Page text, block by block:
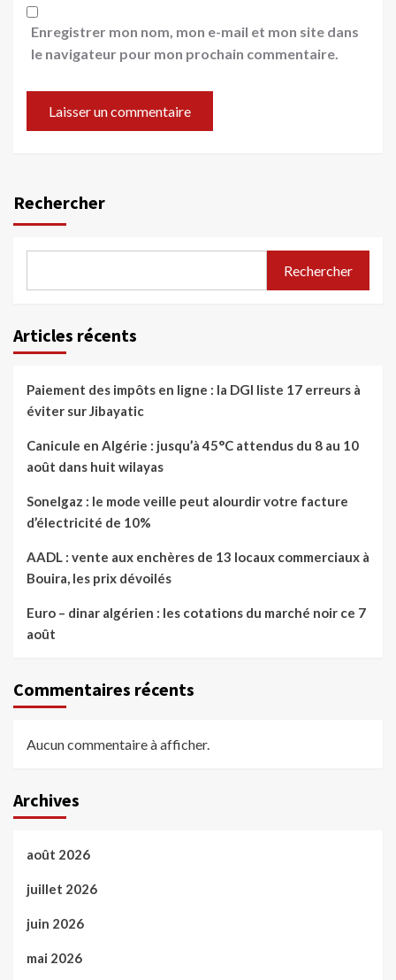
Enregistrer mon nom, mon e-mail et mon site dans
le navigateur pour mon prochain commentaire.
Rechercher
Rechercher
Articles récents
Paiement des impôts en ligne : la DGI liste 17 erreurs à
éviter sur Jibayatic
Canicule en Algérie : jusqu’à 45°C attendus du 8 au 10
août dans huit wilayas
Sonelgaz : le mode veille peut alourdir votre facture
d’électricité de 10%
AADL : vente aux enchères de 13 locaux commerciaux à
Bouira, les prix dévoilés
Euro – dinar algérien : les cotations du marché noir ce 7
août
Commentaires récents
Aucun commentaire à afficher.
Archives
août 2026
juillet 2026
juin 2026
mai 2026